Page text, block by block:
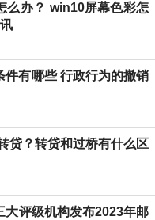
么办？ win10屏幕色彩怎
件有哪些 行政行为的撤销
贷？转贷和过桥有什么区
大评级机构发布2023年邮